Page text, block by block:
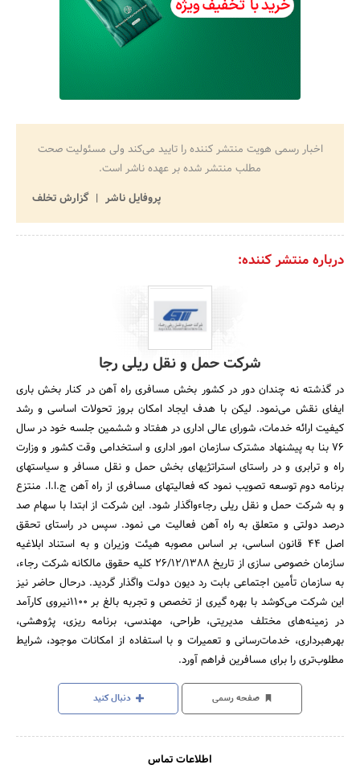
اخبار رسمی هویت منتشر کننده را تایید می‌کند ولی مسئولیت صحت
مطلب منتشر شده بر عهده ناشر است.
پروفایل ناشر
گزارش تخلف
درباره منتشر کننده:
شرکت حمل و نقل ریلی رجا
در گذشته نه چندان دور در کشور بخش مسافری راه آهن در کنار بخش باری
ایفای نقش می‌نمود. لیکن با هدف ایجاد امکان بروز تحولات اساسی و رشد
کیفیت ارائه خدمات، شورای عالی اداری در هفتاد و ششمین جلسه خود در سال
76 بنا به پیشنهاد مشترک سازمان امور اداری و استخدامی وقت کشور و وزارت
راه و ترابری و در راستای استراتژیهای بخش حمل و نقل مسافر و سیاستهای
برنامه دوم توسعه تصویب نمود که فعالیتهای مسافری از راه آهن ج.ا.ا. منتزع
و به شرکت حمل و نقل ریلی رجاءواگذار شود. این شرکت از ابتدا با سهام صد
درصد دولتی و متعلق به راه آهن فعالیت می نمود. سپس در راستای تحقق
اصل 44 قانون اساسی، بر اساس مصوبه هیئت وزیران و به استناد ابلاغیه
سازمان خصوصی سازی از تاریخ 26/12/1388 کلیه حقوق مالکانه شرکت رجاء،
به سازمان تأمین اجتماعی بابت رد دیون دولت واگذار گردید. درحال حاضر نیز
این شرکت می‌کوشد با بهره گیری از تخصص و تجربه بالغ بر 1100نیروی کارآمد
در زمینه‌های مختلف مدیریتی، طراحی، مهندسی، برنامه ریزی، پژوهشی،
بهرهبرداری، خدمات‌رسانی و تعمیرات و با استفاده از امکانات موجود، شرایط
مطلوب‌تری را برای مسافرین فراهم آورد.
صفحه رسمی دنبال کنید
اطلاعات تماس